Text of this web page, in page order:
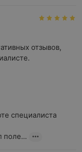
отзывов,
специалиста
поле...